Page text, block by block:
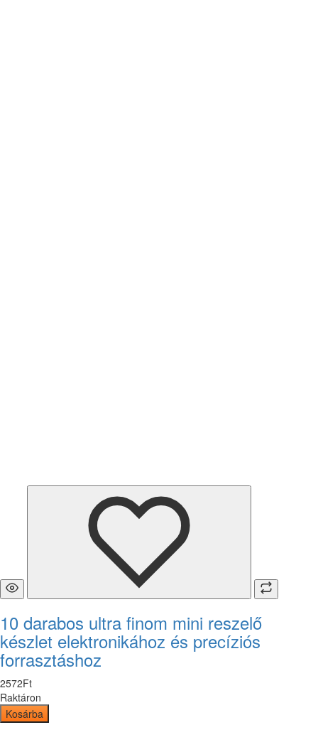
10 darabos ultra finom mini reszelő
készlet elektronikához és precíziós
forrasztáshoz
2572Ft
Raktáron
Kosárba